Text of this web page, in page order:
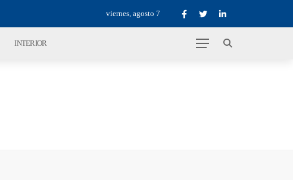
viernes, agosto 7
INTERIOR